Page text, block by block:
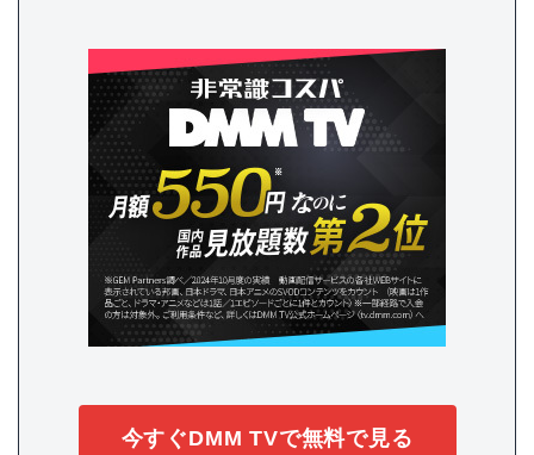
今すぐDMM TVで無料で見る